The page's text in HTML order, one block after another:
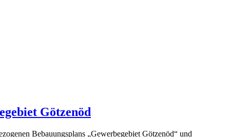
Götzenöd
Bebauungsplans „Gewerbegebiet Götzenöd“ und